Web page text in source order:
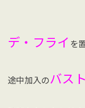
デ・フライ を
途中加入のバス